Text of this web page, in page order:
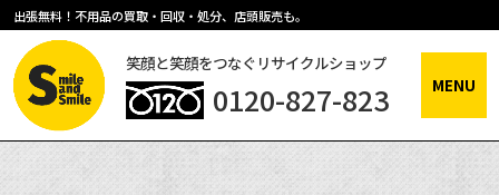
出張無料！不用品の買取・回収・処分、店頭販売も。
笑顔と笑顔をつなぐリサイクルショップ
0120-827-823 MENU